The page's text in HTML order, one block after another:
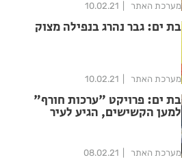
מערכת האתר 10.02.21
בת ים: גבר נהרג בנפילה מצוק
מערכת האתר 10.02.21
בת ים: פרויקט "ערכות חורף"
למען הקשישים, הגיע לעיר
מערכת האתר 08.02.21